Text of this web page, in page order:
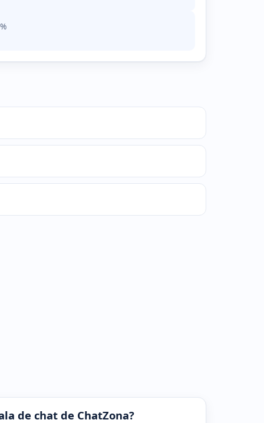
de chat de ChatZona?